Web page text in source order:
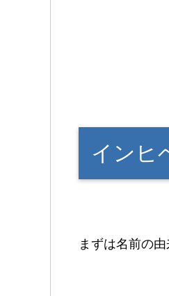
インヒ
まずは名前の由